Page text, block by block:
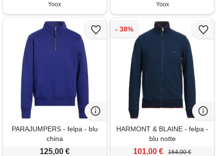
Yoox
Yoox
PARAJUMPERS - felpa - blu
china
125,00 €
HARMONT & BLAINE - felpa -
blu notte
101,00 € 164,00 €